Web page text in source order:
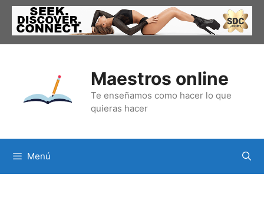
Saltar
contenido
Maestros online
Te enseñamos como hacer lo que
quieras hacer
Menú